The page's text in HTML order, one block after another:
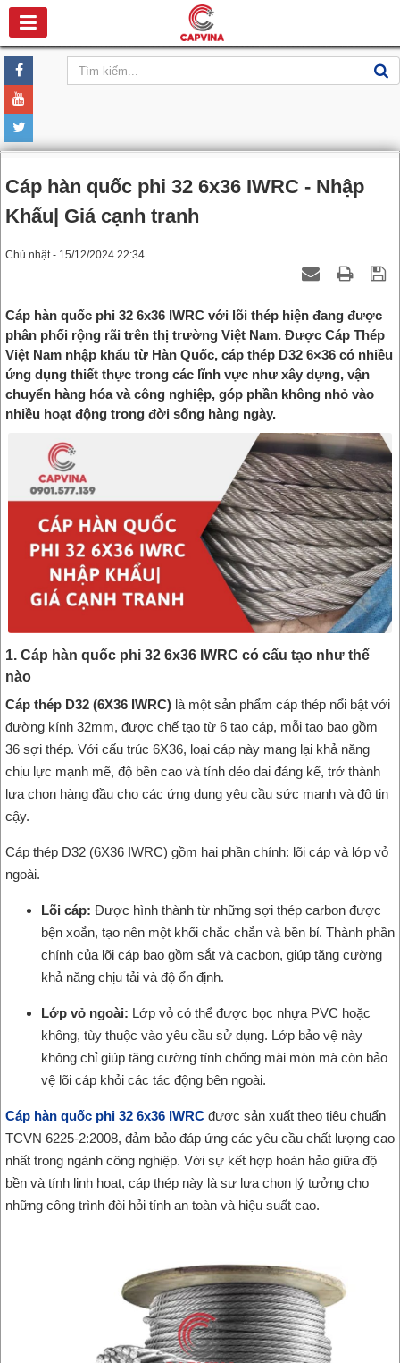
Cáp hàn quốc phi 32 6x36 IWRC - Nhập
Khẩu| Giá cạnh tranh
Chủ nhật - 15/12/2024 22:34
Cáp hàn quốc phi 32 6x36 IWRC với lõi thép hiện đang được
phân phối rộng rãi trên thị trường Việt Nam. Được Cáp Thép
Việt Nam nhập khẩu từ Hàn Quốc, cáp thép D32 6×36 có nhiều
ứng dụng thiết thực trong các lĩnh vực như xây dựng, vận
chuyển hàng hóa và công nghiệp, góp phần không nhỏ vào
nhiều hoạt động trong đời sống hàng ngày.
1. Cáp hàn quốc phi 32 6x36 IWRC có cấu tạo như thế
nào
Cáp thép D32 (6X36 IWRC) là một sản phẩm cáp thép nổi bật với
đường kính 32mm, được chế tạo từ 6 tao cáp, mỗi tao bao gồm
36 sợi thép. Với cấu trúc 6X36, loại cáp này mang lại khả năng
chịu lực mạnh mẽ, độ bền cao và tính dẻo dai đáng kể, trở thành
lựa chọn hàng đầu cho các ứng dụng yêu cầu sức mạnh và độ tin
cậy.
Cáp thép D32 (6X36 IWRC) gồm hai phần chính: lõi cáp và lớp vỏ
ngoài.
Lõi cáp: Được hình thành từ những sợi thép carbon được
bện xoắn, tạo nên một khối chắc chắn và bền bỉ. Thành phần
chính của lõi cáp bao gồm sắt và cacbon, giúp tăng cường
khả năng chịu tải và độ ổn định.
Lớp vỏ ngoài: Lớp vỏ có thể được bọc nhựa PVC hoặc
không, tùy thuộc vào yêu cầu sử dụng. Lớp bảo vệ này
không chỉ giúp tăng cường tính chống mài mòn mà còn bảo
vệ lõi cáp khỏi các tác động bên ngoài.
Cáp hàn quốc phi 32 6x36 IWRC được sản xuất theo tiêu chuẩn
TCVN 6225-2:2008, đảm bảo đáp ứng các yêu cầu chất lượng cao
nhất trong ngành công nghiệp. Với sự kết hợp hoàn hảo giữa độ
bền và tính linh hoạt, cáp thép này là sự lựa chọn lý tưởng cho
những công trình đòi hỏi tính an toàn và hiệu suất cao.